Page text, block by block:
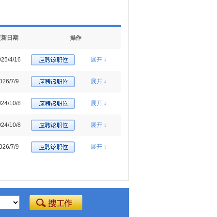
日期 操作
4/16 展开 ↓
7/9 展开 ↓
10/8 展开 ↓
10/8 展开 ↓
7/9 展开 ↓